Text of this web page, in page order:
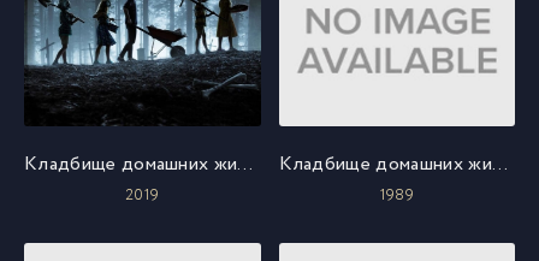
Кладбище домашних животных
2019
Кладбище домашних животных
1989